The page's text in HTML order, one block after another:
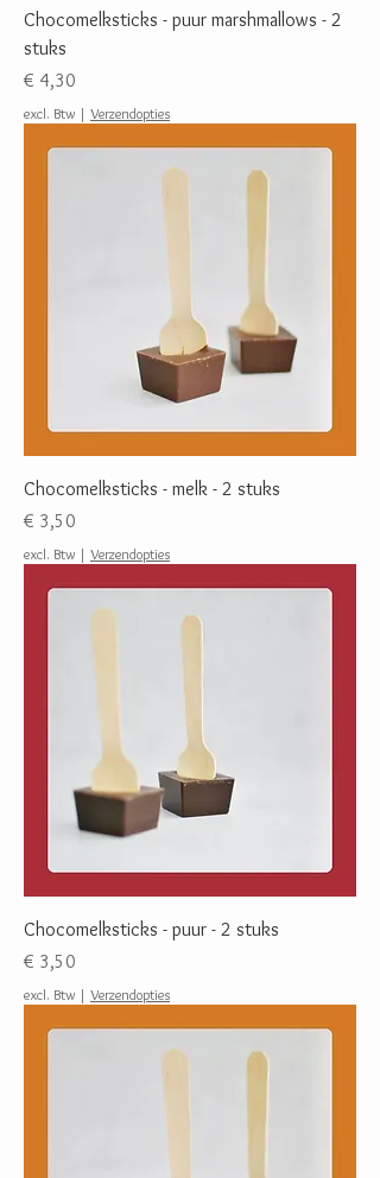
Chocomelksticks - puur marshmallows - 2
stuks
Prijs
€ 4,30
excl. Btw | Verzendopties
Chocomelksticks - melk - 2 stuks
Prijs
€ 3,50
excl. Btw | Verzendopties
Chocomelksticks - puur - 2 stuks
Prijs
€ 3,50
excl. Btw | Verzendopties